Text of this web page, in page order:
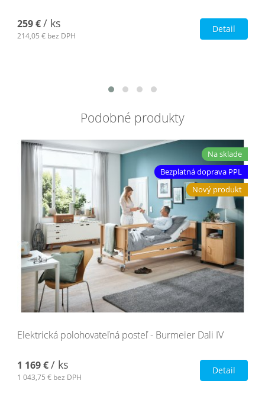
259 €/ ks
214,05 € bez DPH
Detail
Podobné produkty
Na sklade
Bezplatná doprava PPL
Nový produkt
Elektrická polohovateľná posteľ - Burmeier Dali IV
1 169 €/ ks
1 043,75 € bez DPH
Detail